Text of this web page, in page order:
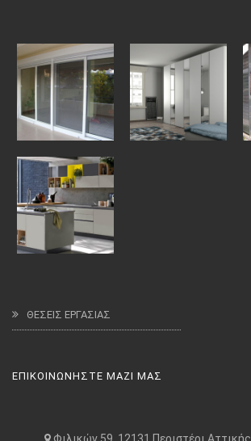
ΘΕΣΕΙΣ ΕΡΓΑΣΙΑΣ
ΕΠΙΚΟΙΝΩΝΗΣΤΕ ΜΑΖΙ ΜΑΣ
Φιλικών 59, 12131 Περιστέρι Αττικής